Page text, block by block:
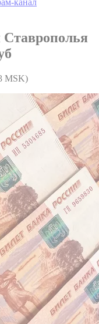
канал
Ставрополья
MSK)